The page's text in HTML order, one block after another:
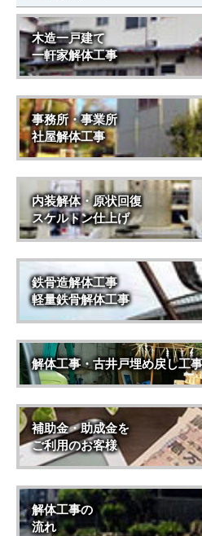
木造一戸建て
一軒家解体工事
事務所・事業所
社屋解体工事
内装解体・原状回復
スケルトン仕上げ
鉄骨造解体工事
軽量鉄骨解体工事
解体工事・古井戸埋め戻し工
補助金・助成金を
ご利用のお客様
解体工事の
流れ